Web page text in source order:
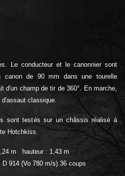
Le conducteur et le canonnier sont
de 90 mm dans une tourelle
d'un champ de tir de 360°. En marche,
d'assaut classique.
sont testés sur un châssis réalisé à
Hotchkiss.
m hauteur : 1,43 m
914 (Vo 780 m/s) 36 coups